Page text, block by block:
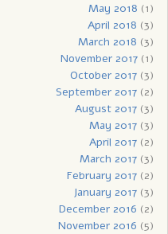
May 2018 (1)
April 2018 (3)
March 2018 (3)
November 2017(1)
October 2017(3)
September 2017(2)
August 2017(3)
May 2017(3)
April 2017(2)
March 2017(3)
February 2017(2)
January 2017(3)
December 2016 (2)
November 2016 (5)